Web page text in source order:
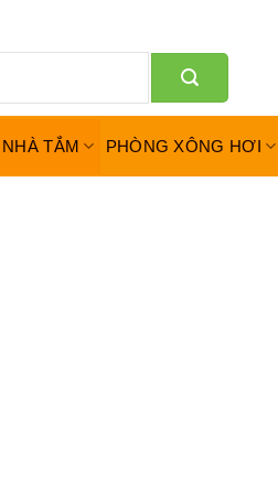
TẮM PHÒNG XÔNG HƠI